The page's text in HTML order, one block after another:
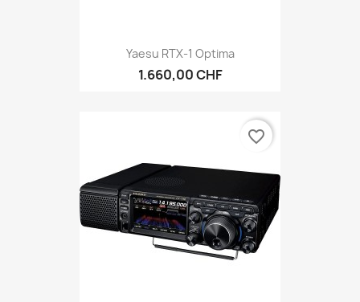
Yaesu RTX-1 Optima
1.660,00 CHF
favorite_border